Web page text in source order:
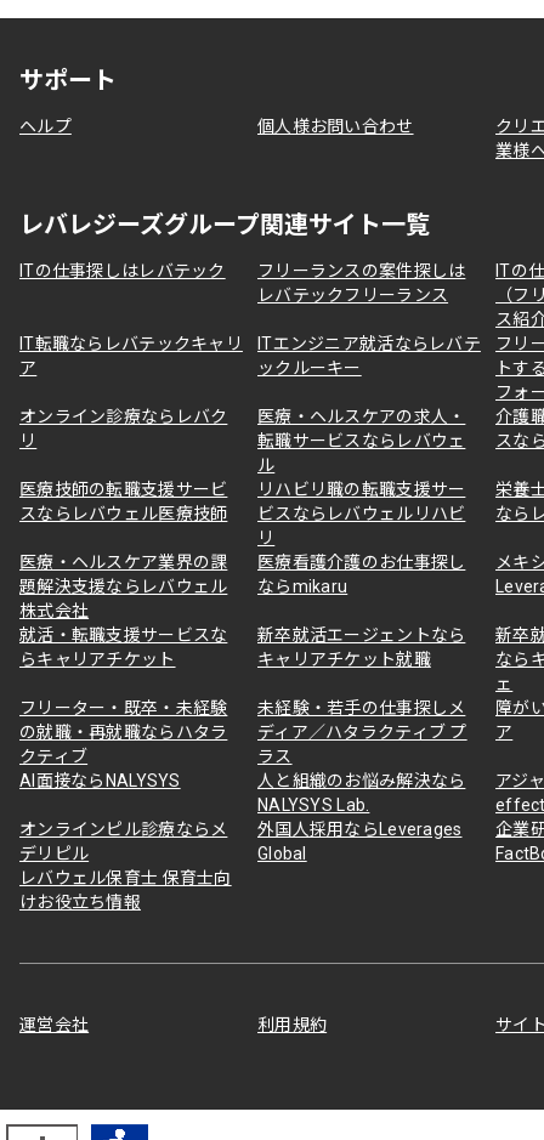
サポート
ヘルプ 個人様お問い合わせ
クリ
業様
レバレジーズグループ関連サイト一覧
ITの仕事探しはレバテック
フリーランスの案件探しは
レバテックフリーランス
ITの
（フ
ス紹
IT転職ならレバテックキャリ
ア
ITエンジニア就活ならレバテ
ックルーキー
フリ
トす
フォ
オンライン診療ならレバク
リ
医療・ヘルスケアの求人・
転職サービスならレバウェ
ル
介護
スな
医療技師の転職支援サービ
スならレバウェル医療技師
リハビリ職の転職支援サー
ビスならレバウェルリハビ
リ
栄養
なら
医療・ヘルスケア業界の課
題解決支援ならレバウェル
株式会社
医療看護介護のお仕事探し
ならmikaru
メキ
就活・転職支援サービスな
らキャリアチケット
新卒就活エージェントなら
キャリアチケット就職
新卒
なら
ェ
フリーター・既卒・未経験
の就職・再就職ならハタラ
クティブ
未経験・若手の仕事探しメ
ディア／ハタラクティブ プ
ラス
障が
ア
AI面接ならNALYSYS
人と組織のお悩み解決なら
NALYSYS Lab.
アジ
オンラインピル診療ならメ
デリピル
外国人採用ならLeverages
Global
企業
レバウェル保育士 保育士向
けお役立ち情報
運営会社 利用規約 サイ